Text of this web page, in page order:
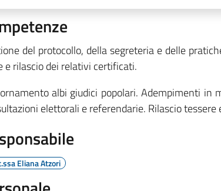
del protocollo, della segreteria e delle
e rilascio dei relativi certificati.
albi giudici popolari. Adempimenti in
elettorali e referendarie. Rilascio tessere
Eliana Atzori